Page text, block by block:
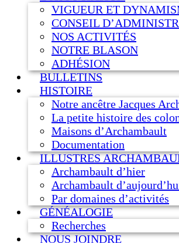
VIGUEUR ET
CONSEIL
NOS ACTIVITÉS
NOTRE BLASON
ADHÉSION
BULLETINS
HISTOIRE
Notre ancêtre Jacques
La petite histoire des
Maisons d’Archambault
Documentation
ILLUSTRES
Archambault d’hier
Archambault
Par domaines d’activités
GÉNÉALOGIE
Recherches
NOUS JOINDRE